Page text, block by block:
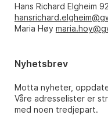
Hans Richard Elgheim
Maria Høy
Nyhetsbrev
Motta nyheter,
Våre adresselister er
med noen tredjepart.